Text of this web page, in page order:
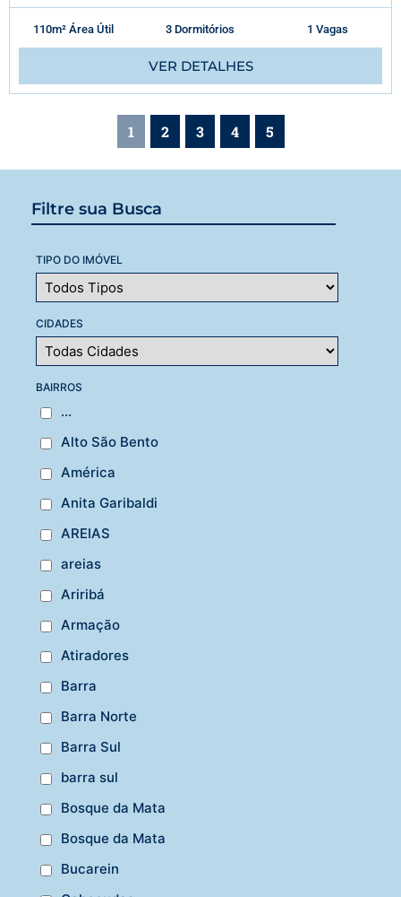
Filtre sua Busca
TIPO DO IMÓVEL
CIDADES
BAIRROS
...
Alto São Bento
América
Anita Garibaldi
AREIAS
areias
Ariribá
Armação
Atiradores
Barra
Barra Norte
Barra Sul
barra sul
Bosque da Mata
Bosque da Mata
Bucarein
110m² Área Útil 3 Dormitórios 1 Vagas
VER DETALHES
1 2 3 4 5